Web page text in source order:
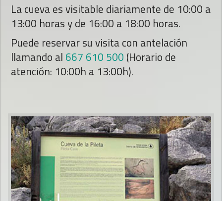
La cueva es visitable diariamente de 10:00 a
13:00 horas y de 16:00 a 18:00 horas.
Puede reservar su visita con antelación
llamando al 667 610 500 (Horario de
atención: 10:00h a 13:00h).